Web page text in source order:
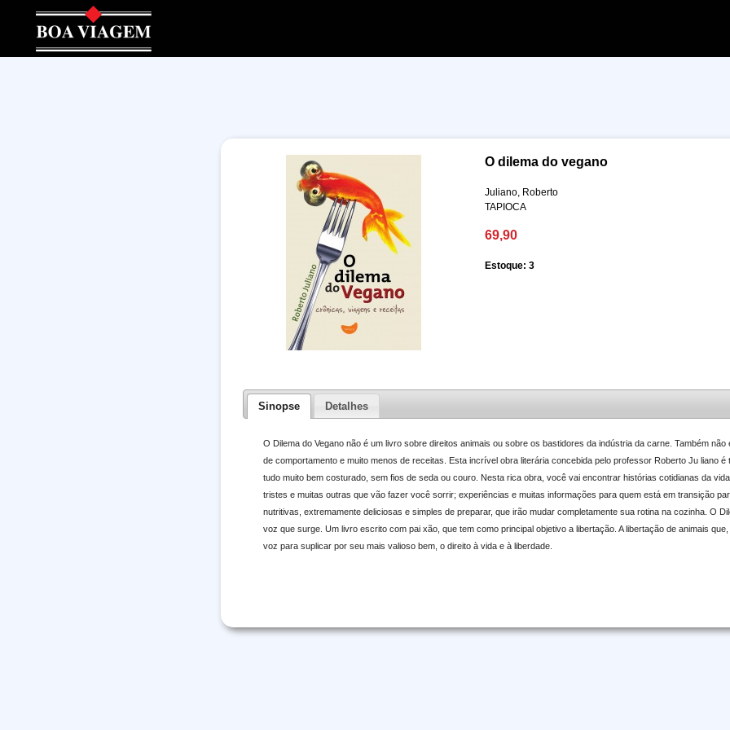
O dilema do vegano
Juliano, Roberto
TAPIOCA
69,90
Estoque: 3
Sinopse Detalhes
O Dilema do Vegano não é um livro sobre direitos animais ou sobre os bastidores da indústria da carne. Também
de comportamento e muito menos de receitas. Esta incrível obra literária concebida pelo professor Roberto Ju liano é
tudo muito bem costurado, sem fios de seda ou couro. Nesta rica obra, você vai encontrar histórias cotidianas da
tristes e muitas outras que vão fazer você sorrir; experiências e muitas informações para quem está em transição
nutritivas, extremamente deliciosas e simples de preparar, que irão mudar completamente sua rotina na cozinha. O
voz que surge. Um livro escrito com pai xão, que tem como principal objetivo a libertação. A libertação de animais
voz para suplicar por seu mais valioso bem, o direito à vida e à liberdade.